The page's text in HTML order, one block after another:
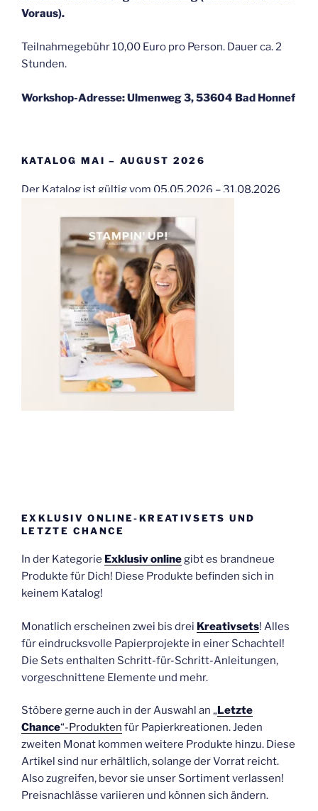
Voraus).
Teilnahmegebühr 10,00 Euro pro Person. Dauer ca. 2
Stunden.
Workshop-Adresse: Ulmenweg 3, 53604 Bad Honnef
KATALOG MAI – AUGUST 2026
Der Katalog ist gültig vom 05.05.2026 – 31.08.2026
EXKLUSIV ONLINE-KREATIVSETS UND
LETZTE CHANCE
In der Kategorie Exklusiv onlinegibt es brandneue
Produkte für Dich! Diese Produkte befinden sich in
keinem Katalog!
Monatlich erscheinen zwei bis drei Kreativsets! Alles
für eindrucksvolle Papierprojekte in einer Schachtel!
Die Sets enthalten Schritt-für-Schritt-Anleitungen,
vorgeschnittene Elemente und mehr.
Stöbere gerne auch in der Auswahl an „Letzte
Chance“-Produkten für Papierkreationen. Jeden
zweiten Monat kommen weitere Produkte hinzu. Diese
Artikel sind nur erhältlich, solange der Vorrat reicht.
Also zugreifen, bevor sie unser Sortiment verlassen!
Preisnachlässe variieren und können sich ändern.